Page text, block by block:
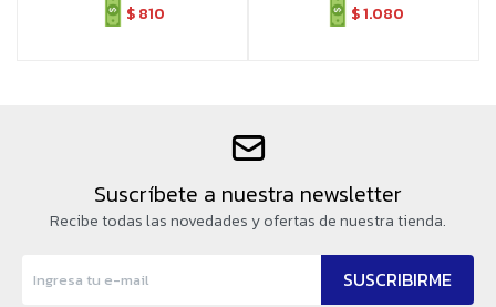
$810 $1.080
Suscríbete a nuestra newsletter
Recibe todas las novedades y ofertas de nuestra tienda.
SUSCRIBIRME